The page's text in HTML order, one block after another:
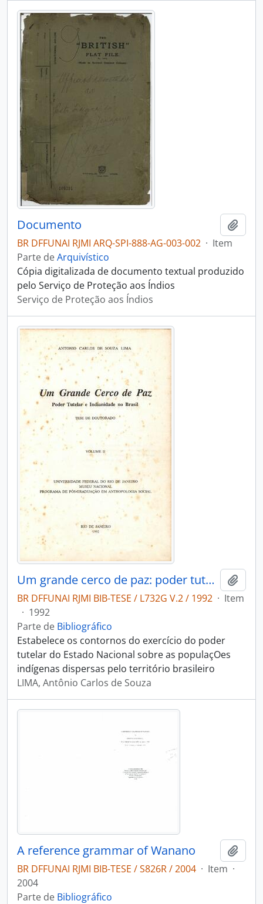
Documento
BR DFFUNAI RJMI ARQ-SPI-888-AG-003-002 · Item
Parte deArquivístico
Cópia digitalizada de documento textual produzido
pelo Serviço de Proteção aos Índios
Serviço de Proteção aos Índios
Um grande cerco de paz: poder tutelar e indianidade no Brasil
BR DFFUNAI RJMI BIB-TESE / L732G V.2 / 1992 · Item
· 1992
Parte de Bibliográfico
Estabelece os contornos do exercício do poder
tutelar do Estado Nacional sobre as populaçOes
indígenas dispersas pelo território brasileiro
LIMA, Antônio Carlos de Souza
A reference grammar of Wanano
BR DFFUNAI RJMI BIB-TESE / S826R / 2004 · Item ·
2004
Parte de Bibliográfico